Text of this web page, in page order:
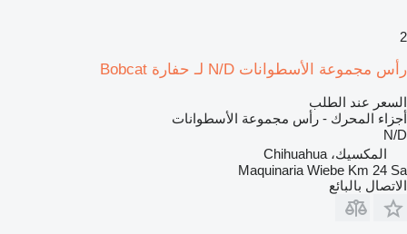
2
رأس مجموعة الأسطوانات N/D لـ حفارة Bobcat
السعر عند الطلب
أجزاء المحرك - رأس مجموعة الأسطوانات
N/D
المكسيك، Chihuahua
Maquinaria Wiebe Km 24 Sa
الاتصال بالبائع